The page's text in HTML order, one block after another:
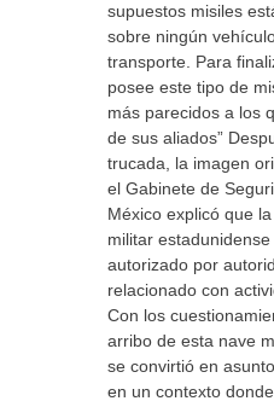
supuestos misiles
sobre ningún
transporte. Para
posee este tipo de
más parecidos a los
de sus aliados”
trucada, la imagen
el Gabinete de
México explicó que
militar
autorizado por
relacionado con
Con los
arribo de esta nave
se convirtió en
en un contexto